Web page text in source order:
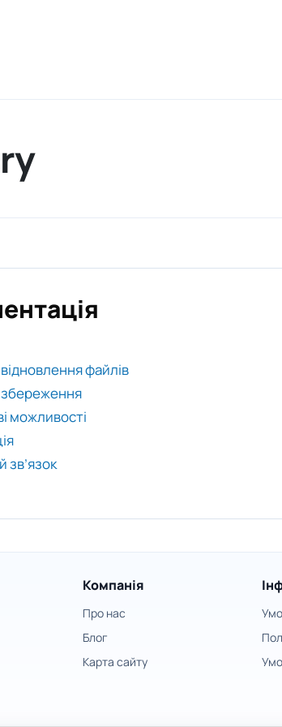
файлів
можливості
зв’язок
Компанія
Про нас
Блог
Карта сайту